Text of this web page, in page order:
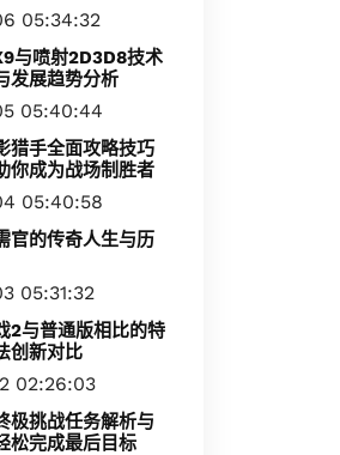
05:34:32
与喷射2D3D8技术
发展趋势分析
05:40:44
猎手全面攻略技巧
你成为战场制胜者
05:40:58
官的传奇人生与历
05:31:32
2与普通版相比的特
创新对比
02:26:03
极挑战任务解析与
松完成最后目标